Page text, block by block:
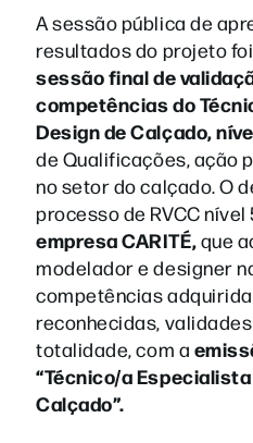
A sessão pública de
resultados do projeto
sessão final de
competências do
Design de Calçado,
de Qualificações, ação
no setor do calçado. O
processo de RVCC nível
empresa CARITÉ,que
modelador e designer
competências
reconhecidas,
totalidade, com a
“Técnico/a
Calçado”.